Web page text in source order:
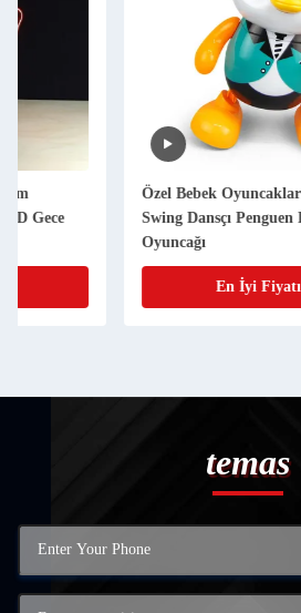
Özel Bebek Oyuncakları Sevimli Akıllı
Swing Dansçı Penguen Eğitim LED Işık
En İyi Fiyatı Alın
temas